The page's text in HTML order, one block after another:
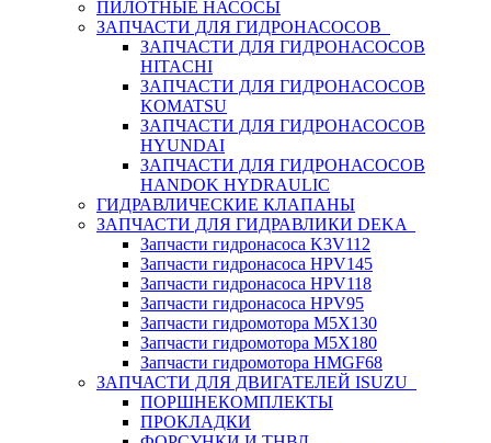
ПИЛОТНЫЕ НАСОСЫ
ЗАПЧАСТИ ДЛЯ ГИДРОНАСОСОВ
ЗАПЧАСТИ ДЛЯ ГИДРОНАСОСОВ
HITACHI
ЗАПЧАСТИ ДЛЯ ГИДРОНАСОСОВ
KOMATSU
ЗАПЧАСТИ ДЛЯ ГИДРОНАСОСОВ
HYUNDAI
ЗАПЧАСТИ ДЛЯ ГИДРОНАСОСОВ
HANDOK HYDRAULIC
ГИДРАВЛИЧЕСКИЕ КЛАПАНЫ
ЗАПЧАСТИ ДЛЯ ГИДРАВЛИКИ DEKA
Запчасти гидронасоса K3V112
Запчасти гидронасоса HPV145
Запчасти гидронасоса HPV118
Запчасти гидронасоса HPV95
Запчасти гидромотора M5X130
Запчасти гидромотора M5X180
Запчасти гидромотора HMGF68
ЗАПЧАСТИ ДЛЯ ДВИГАТЕЛЕЙ ISUZU
ПОРШНЕКОМПЛЕКТЫ
ПРОКЛАДКИ